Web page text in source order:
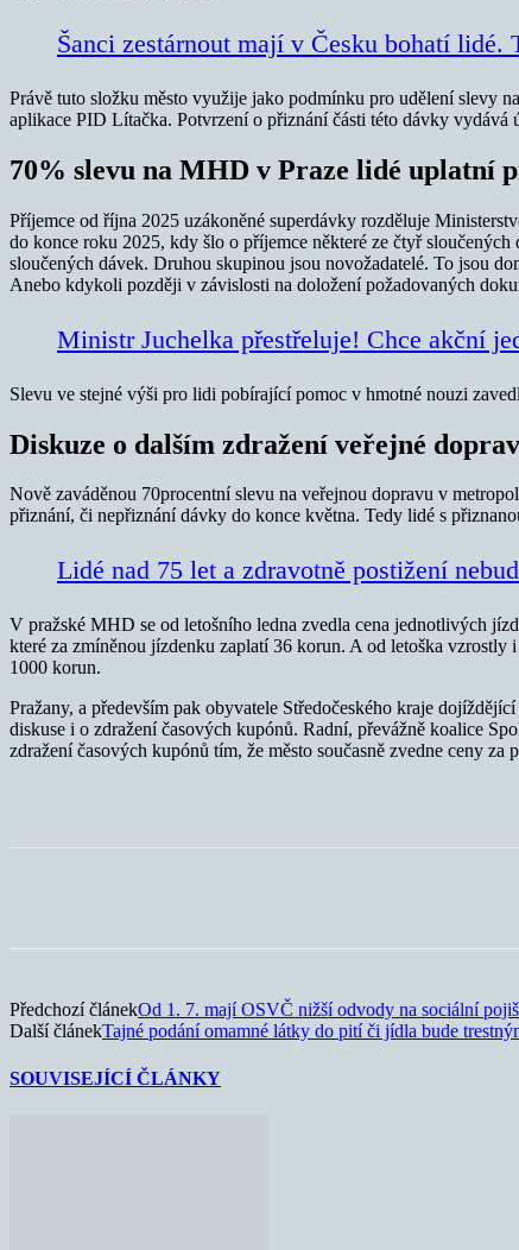
Šanci zestárnout mají v Česku bohatí lidé.
Právě tuto složku město využije jako podmínku pro udělení slevy
aplikace PID Lítačka. Potvrzení o přiznání části této dávky vydává
70% slevu na MHD v Praze lidé uplatní
Příjemce od října 2025 uzákoněné superdávky rozděluje
do konce roku 2025, kdy šlo o příjemce některé ze čtyř
sloučených dávek. Druhou skupinou jsou novožadatelé. To jsou
Anebo kdykoli později v závislosti na doložení požadovaných
Ministr Juchelka přestřeluje! Chce akční
Slevu ve stejné výši pro lidi pobírající pomoc v hmotné nouzi
Diskuze o dalším zdražení veřejné
Nově zaváděnou 70procentní slevu na veřejnou dopravu v
přiznání, či nepřiznání dávky do konce května. Tedy lidé s
Lidé nad 75 let a zdravotně postižení
V pražské MHD se od letošního ledna zvedla cena jednotlivých
které za zmíněnou jízdenku zaplatí 36 korun. A od letoška
1000 korun.
Pražany, a především pak obyvatele Středočeského kraje
diskuse i o zdražení časových kupónů. Radní, převážně koalice
zdražení časových kupónů tím, že město současně zvedne ceny za
Předchozí článekOd 1. 7. mají OSVČ nižší odvody na sociální
Další článekTajné podání omamné látky do pití či jídla bude
SOUVISEJÍCÍ ČLÁNKY